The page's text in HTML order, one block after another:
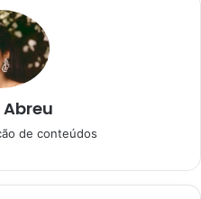
Mega-Sena 2684:
ganha R$ 94,8
da Sorte, em São
de conteúdos